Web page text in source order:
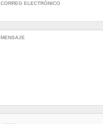
CORREO ELECTRÓNICO
MENSAJE